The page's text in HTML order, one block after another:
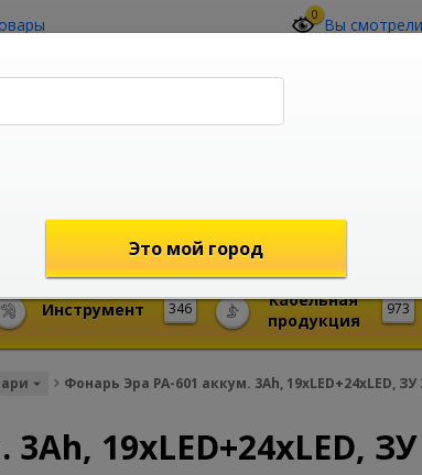
0 Вы смотрели
shop@mireks.ru
346
Инструмент 973
Кабельная
продукция
Фонарь Эра PA-601 аккум. 3Ah, 19xLED+24xLED, ЗУ
19xLED+24xLED,
Это мой город